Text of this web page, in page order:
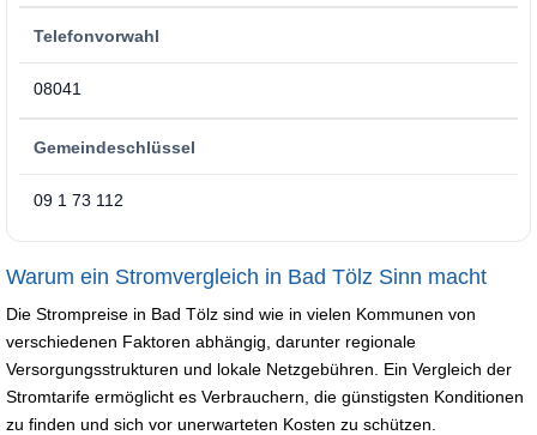
Telefonvorwahl
08041
Gemeindeschlüssel
09 1 73 112
Warum ein Stromvergleich in Bad Tölz Sinn macht
Die Strompreise in Bad Tölz sind wie in vielen Kommunen von
verschiedenen Faktoren abhängig, darunter regionale
Versorgungsstrukturen und lokale Netzgebühren. Ein Vergleich der
Stromtarife ermöglicht es Verbrauchern, die günstigsten Konditionen
zu finden und sich vor unerwarteten Kosten zu schützen.